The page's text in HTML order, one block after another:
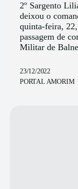
2º Sargento
deixou o
quinta-feira,
passagem de
Militar de
23/12/2022
PORTAL AMORIM